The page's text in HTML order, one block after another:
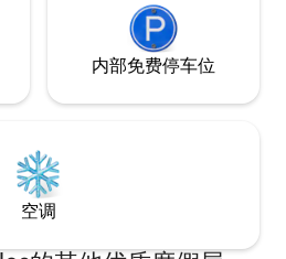
内部免费停车位
空调